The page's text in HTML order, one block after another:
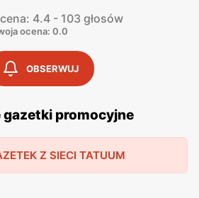
w tym eleganckie garnitury,
swetry oraz modną odzież
regularnie publikuje
wydawane co kilka tygodni.
o najnowszych kolekcjach,
oraz wyprzedażach. Dzięki nim
promocje
i korzystać z
pozwalają na zakup modnych ubrań w
4.4 - 103 głosów
ocena: 0.0
OBSERWUJ
promocyjne
Z SIECI TATUUM